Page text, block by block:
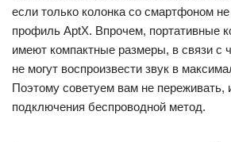
если только колонка со смартфоном
профиль AptX. Впрочем, портативные
имеют компактные размеры, в связи с
не могут воспроизвести звук в
Поэтому советуем вам не переживать,
подключения беспроводной метод.